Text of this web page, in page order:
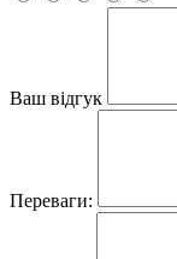
Ваш відгук
Переваги: